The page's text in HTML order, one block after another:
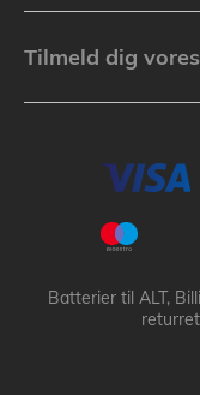
Tilmeld dig
Batterier til ALT,